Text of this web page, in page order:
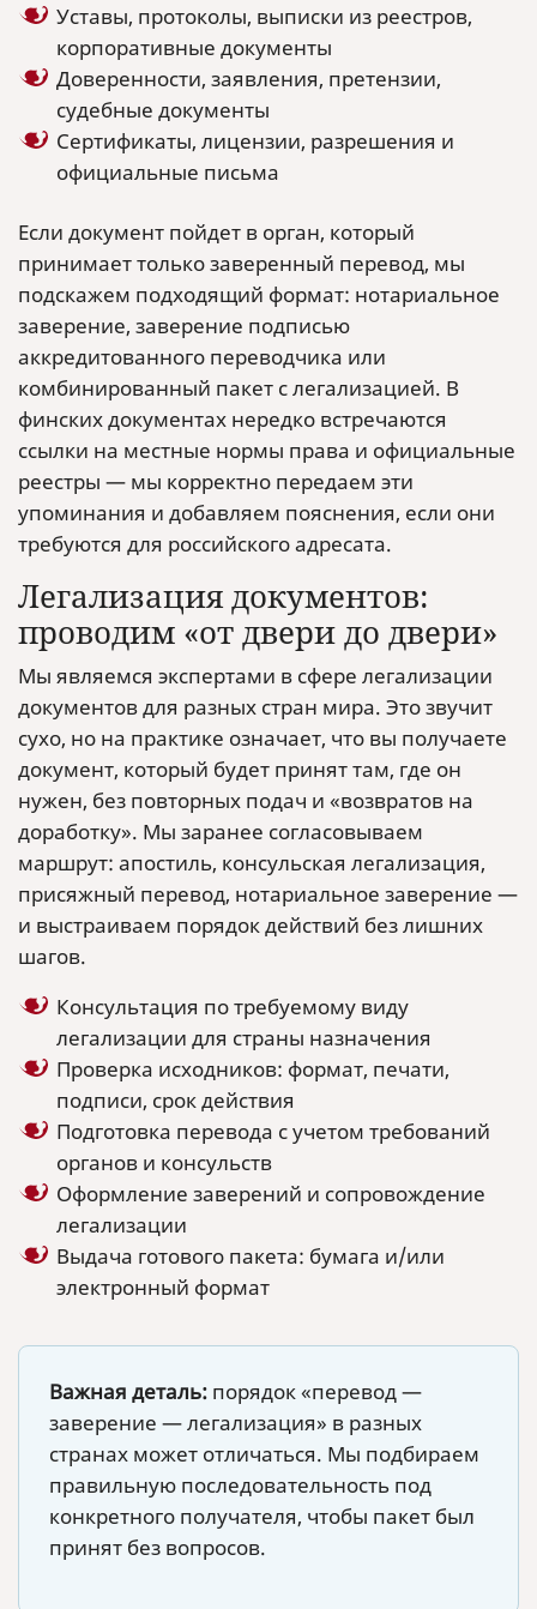
Уставы, протоколы, выписки из реестров,
корпоративные документы
Доверенности, заявления, претензии,
судебные документы
Сертификаты, лицензии, разрешения и
официальные письма
Если документ пойдет в орган, который
принимает только заверенный перевод, мы
подскажем подходящий формат: нотариальное
заверение, заверение подписью
аккредитованного переводчика или
комбинированный пакет с легализацией. В
финских документах нередко встречаются
ссылки на местные нормы права и официальные
реестры — мы корректно передаем эти
упоминания и добавляем пояснения, если они
требуются для российского адресата.
Легализация документов:
проводим «от двери до двери»
Мы являемся экспертами в сфере легализации
документов для разных стран мира. Это звучит
сухо, но на практике означает, что вы получаете
документ, который будет принят там, где он
нужен, без повторных подач и «возвратов на
доработку». Мы заранее согласовываем
маршрут: апостиль, консульская легализация,
присяжный перевод, нотариальное заверение —
и выстраиваем порядок действий без лишних
шагов.
Консультация по требуемому виду
легализации для страны назначения
Проверка исходников: формат, печати,
подписи, срок действия
Подготовка перевода с учетом требований
органов и консульств
Оформление заверений и сопровождение
легализации
Выдача готового пакета: бумага и/или
электронный формат
Важная деталь: порядок «перевод —
заверение — легализация» в разных
странах может отличаться. Мы подбираем
правильную последовательность под
конкретного получателя, чтобы пакет был
принят без вопросов.